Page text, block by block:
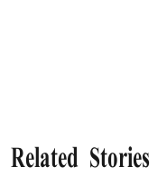
Related Stories